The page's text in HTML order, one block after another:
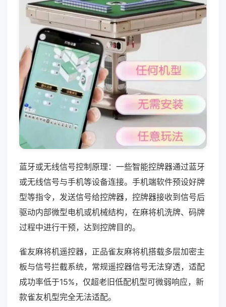
蓝牙或无线信号控制原理：一些智能控牌器通过蓝牙
或无线信号与手机等设备连接。手机端软件预设好牌
型等指令，发送信号给控牌器，控牌器接收到信号后
驱动内部微型电机或机械结构，在麻将机洗牌、码牌
过程中进行干预，达到控牌目的。
雀友麻将机遥控器，正品雀友麻将机搭载多层加密主
板与信号拦截系统，常规遥控器信号无法穿透，适配
成功率低于15%，仅超老旧低配机型可微弱响应，新
款雀友机型完全无法适配。